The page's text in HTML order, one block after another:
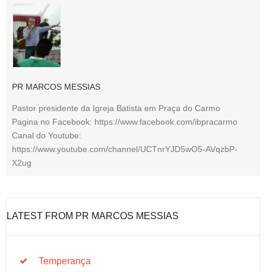
PR MARCOS MESSIAS
Pastor presidente da Igreja Batista em Praça do Carmo
Pagina no Facebook: https://www.facebook.com/ibpracarmo
Canal do Youtube:
https://www.youtube.com/channel/UCTnrYJD5wO5-AVqzbP-
X2ug
LATEST FROM PR MARCOS MESSIAS
Temperança